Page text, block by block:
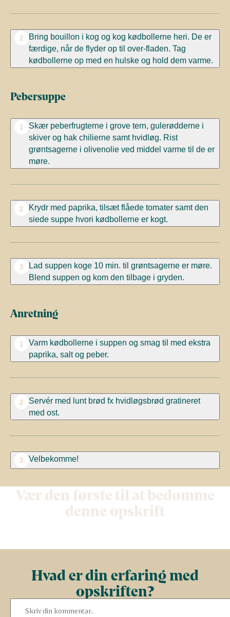
2
Bring bouillon i kog og kog kødbollerne heri. De er
færdige, når de flyder op til over-fladen. Tag
kødbollerne op med en hulske og hold dem varme.
Pebersuppe
1
Skær peberfrugterne i grove tern, gulerødderne i
skiver og hak chilierne samt hvidløg. Rist
grøntsagerne i olivenolie ved middel varme til de er
møre.
2
Krydr med paprika, tilsæt flåede tomater samt den
siede suppe hvori kødbollerne er kogt.
3
Lad suppen koge 10 min. til grøntsagerne er møre.
Blend suppen og kom den tilbage i gryden.
Anretning
1
Varm kødbollerne i suppen og smag til med ekstra
paprika, salt og peber.
2
Servér med lunt brød fx hvidløgsbrød gratineret
med ost.
3 Velbekomme!
Vær den første til at bedømme
denne opskrift
Hvad er din erfaring med
opskriften?